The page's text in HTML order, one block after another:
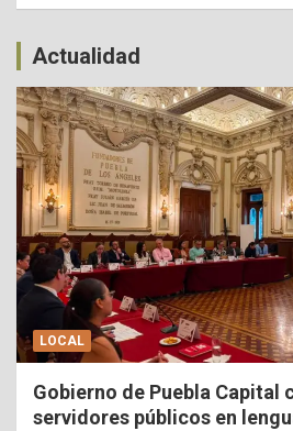
Actualidad
LOCAL
Gobierno de Puebla Capital
servidores públicos en